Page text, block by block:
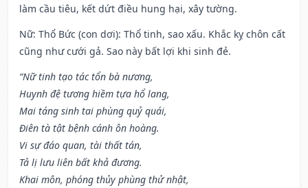
làm cầu tiêu, kết dứt điều hung hại, xây tường.
Nữ: Thổ Bức (con dơi): Thổ tinh, sao xấu. Khắc kỵ chôn cất
cũng như cưới gả. Sao này bất lợi khi sinh đẻ.
“Nữ tinh tạo tác tổn bà nương,
Huynh đệ tương hiềm tựa hổ lang,
Mai táng sinh tai phùng quỷ quái,
Điên tà tật bệnh cánh ôn hoàng.
Vi sự đáo quan, tài thất tán,
Tả lị lưu liên bất khả đương.
Khai môn, phóng thủy phùng thử nhật,